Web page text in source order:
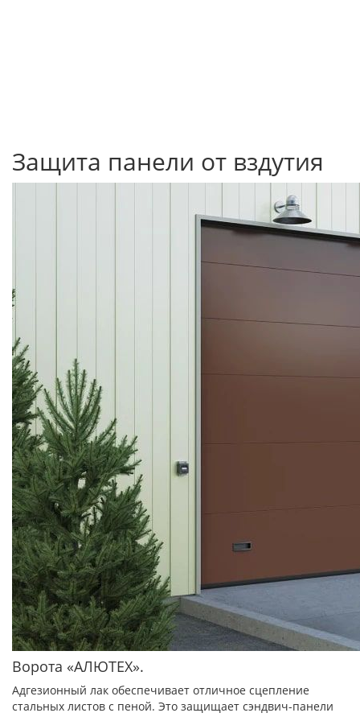
Защита панели от вздутия
Ворота «АЛЮТЕХ».
Адгезионный лак обеспечивает отличное сцепление
стальных листов с пеной. Это защищает сэндвич-панели